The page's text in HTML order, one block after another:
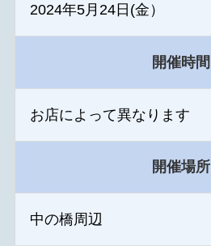
2024年5月24日(金）
開催時間
お店によって異なります
開催場所
中の橋周辺